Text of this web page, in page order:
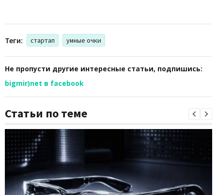
Теги: стартап умные очки
Не пропусти другие интересные статьи, подпишись:
bigmir)net в facebook
Статьи по теме